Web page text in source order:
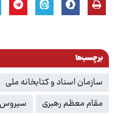
برچسب‌ها
سازمان اسناد و کتابخانه ملی
مقام معظم رهبری